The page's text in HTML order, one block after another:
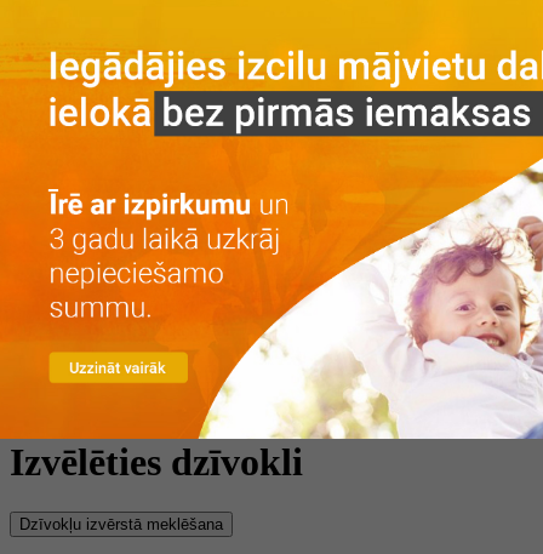
Galvenā
Par projektu
Par projektu
Vieta
Dzīvokļi
Īre ar izpirkumu
Īre
Iegāde
Kontakti
RU
Izvēlēties dzīvokli
Dzīvokļu izvērstā meklēšana